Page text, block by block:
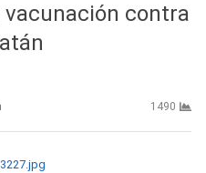
vacunación contra
1490